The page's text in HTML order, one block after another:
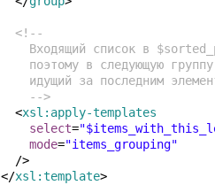
<!--
Входящий список в
поэтому в следующую
идущий за последним
-->
<xsl:apply-templates
select=
mode="items_grouping"
/>
</xsl:template>